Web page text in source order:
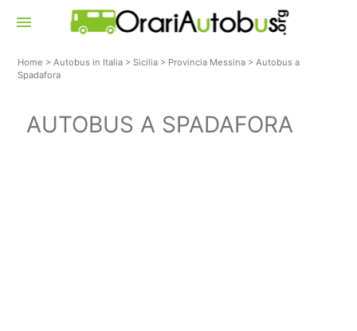
menu
Home >Autobus in Italia >Sicilia > Provincia Messina >Autobus a
Spadafora
AUTOBUS A SPADAFORA